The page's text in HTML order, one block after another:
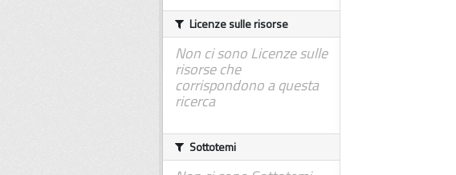
Licenze sulle risorse
Non ci sono Licenze sulle
risorse che
corrispondono a questa
ricerca
Sottotemi